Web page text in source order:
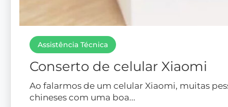
Assistência Técnica
Conserto de celular Xiaomi
Ao falarmos de um celular Xiaomi, muitas
chineses com uma boa...